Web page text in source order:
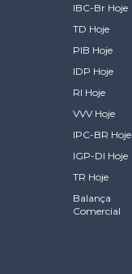
IBC-Br Hoje
TD Hoje
PIB Hoje
IDP Hoje
RI Hoje
VVV Hoje
IPC-BR Hoje
IGP-DI Hoje
TR Hoje
Balança
Comercial